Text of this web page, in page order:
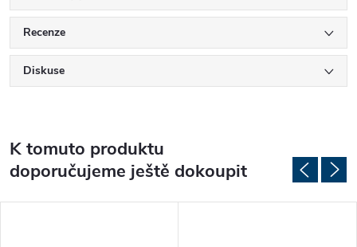
Recenze
Diskuse
K tomuto produktu
doporučujeme ještě dokoupit